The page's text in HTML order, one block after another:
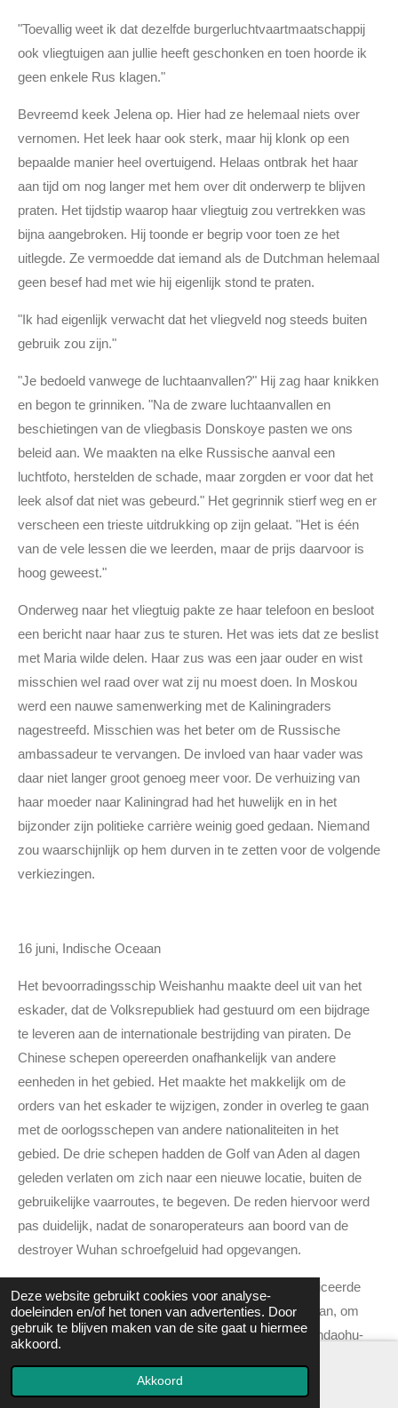
Deze website gebruikt cookies voor analyse-
doeleinden en/of het tonen van advertenties. Door
gebruik te blijven maken van de site gaat u hiermee
akkoord.
Akkoord
"Toevallig weet ik dat dezelfde burgerluchtvaartmaatschappij
ook vliegtuigen aan jullie heeft geschonken en toen hoorde ik
geen enkele Rus klagen."
Bevreemd keek Jelena op. Hier had ze helemaal niets over
vernomen. Het leek haar ook sterk, maar hij klonk op een
bepaalde manier heel overtuigend. Helaas ontbrak het haar
aan tijd om nog langer met hem over dit onderwerp te blijven
praten. Het tijdstip waarop haar vliegtuig zou vertrekken was
bijna aangebroken. Hij toonde er begrip voor toen ze het
uitlegde. Ze vermoedde dat iemand als de Dutchman helemaal
geen besef had met wie hij eigenlijk stond te praten.
"Ik had eigenlijk verwacht dat het vliegveld nog steeds buiten
gebruik zou zijn."
"Je bedoeld vanwege de luchtaanvallen?" Hij zag haar knikken
en begon te grinniken. "Na de zware luchtaanvallen en
beschietingen van de vliegbasis Donskoye pasten we ons
beleid aan. We maakten na elke Russische aanval een
luchtfoto, herstelden de schade, maar zorgden er voor dat het
leek alsof dat niet was gebeurd." Het gegrinnik stierf weg en er
verscheen een trieste uitdrukking op zijn gelaat. "Het is één
van de vele lessen die we leerden, maar de prijs daarvoor is
hoog geweest."
Onderweg naar het vliegtuig pakte ze haar telefoon en besloot
een bericht naar haar zus te sturen. Het was iets dat ze beslist
met Maria wilde delen. Haar zus was een jaar ouder en wist
misschien wel raad over wat zij nu moest doen. In Moskou
werd een nauwe samenwerking met de Kaliningraders
nagestreefd. Misschien was het beter om de Russische
ambassadeur te vervangen. De invloed van haar vader was
daar niet langer groot genoeg meer voor. De verhuizing van
haar moeder naar Kaliningrad had het huwelijk en in het
bijzonder zijn politieke carrière weinig goed gedaan. Niemand
zou waarschijnlijk op hem durven in te zetten voor de volgende
verkiezingen.
16 juni, Indische Oceaan
Het bevoorradingsschip Weishanhu maakte deel uit van het
eskader, dat de Volksrepubliek had gestuurd om een bijdrage
te leveren aan de internationale bestrijding van piraten. De
Chinese schepen opereerden onafhankelijk van andere
eenheden in het gebied. Het maakte het makkelijk om de
orders van het eskader te wijzigen, zonder in overleg te gaan
met de oorlogsschepen van andere nationaliteiten in het
gebied. De drie schepen hadden de Golf van Aden al dagen
geleden verlaten om zich naar een nieuwe locatie, buiten de
gebruikelijke vaarroutes, te begeven. De reden hiervoor werd
pas duidelijk, nadat de sonaroperateurs aan boord van de
destroyer Wuhan schroefgeluid had opgevangen.
Een onderzeeër kwam aan de oppervlakte en identificeerde
zich aan de toesnellende destroyers Haikou en Wuhan, om
vervolgens naar het bevoorradingsschip van de Qiandaohu-
oorspronkelijk ontworpen om oppervlakteschepen te